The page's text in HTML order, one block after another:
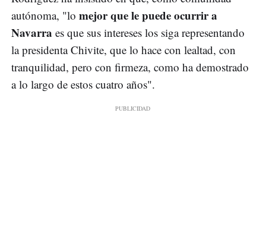
autónoma, "lo mejor que le puede ocurrir a
Navarra es que sus intereses los siga representando
la presidenta Chivite, que lo hace con lealtad, con
tranquilidad, pero con firmeza, como ha demostrado
a lo largo de estos cuatro años".